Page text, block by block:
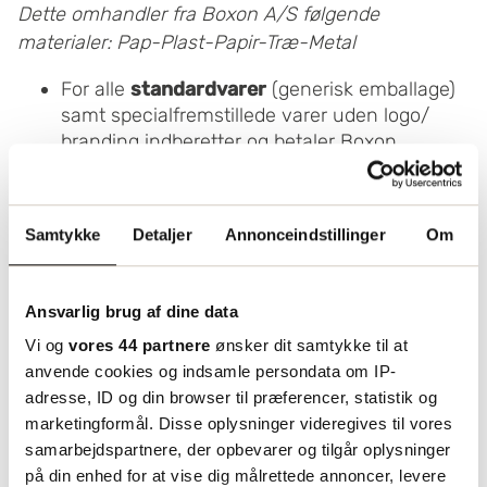
Samtykke Detaljer Annonceindstillinger Om
Ansvarlig brug af dine data
Vi og vores 44 partnere ønsker dit samtykke til at
anvende cookies og indsamle persondata om IP-
adresse, ID og din browser til præferencer, statistik og
marketingformål. Disse oplysninger videregives til vores
samarbejdspartnere, der opbevarer og tilgår oplysninger
på din enhed for at vise dig målrettede annoncer, levere
Dette omhandler fra Boxon A/S følgende
materialer: Pap-Plast-Papir-Træ-Metal
For alle standardvarer (generisk emballage)
samt specialfremstillede varer uden logo/
branding indberetter og betaler Boxon
afgiften, som derefter pålægges kundens
Forspecialproduceret emballage med logo
/ brandinger det kundens ansvar at
de nødvendige oplysninger til rådighed (fx
vægt, materiale og miljødata), så
indberetningen bliver enkel.
Formikrovirksomhederbærer Boxon
ansvaret. Hvis du tilhører denne kategori,
bedes du kontakte os, så vi kan registrere det